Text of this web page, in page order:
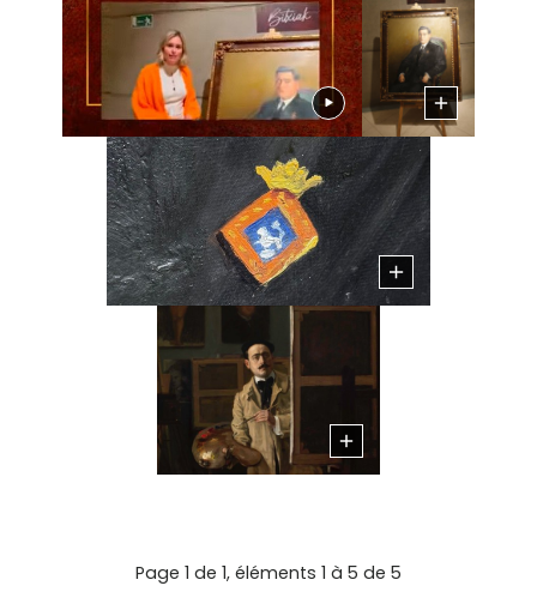
Page 1 de 1, éléments 1 à 5 de 5